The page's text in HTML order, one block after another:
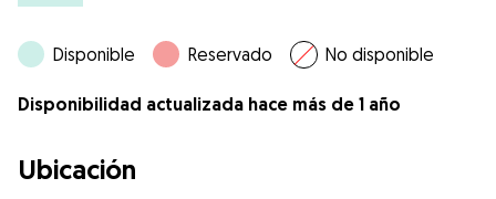
Disponible Reservado No disponible
Disponibilidad actualizada hace más de 1 año
Ubicación